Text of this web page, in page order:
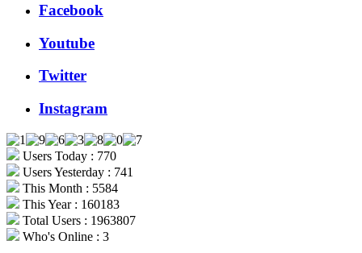
Facebook
Youtube
Twitter
Instagram
Users Today : 770
Users Yesterday : 741
This Month : 5584
This Year : 160183
Total Users : 1963807
Who's Online : 3